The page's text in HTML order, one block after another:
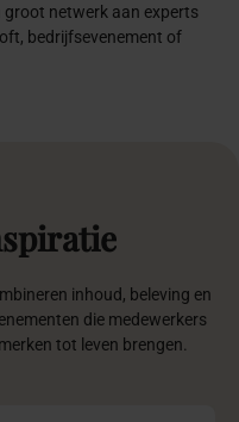
groot netwerk aan experts
bedrijfsevenement of
inhoud, beleving en
die medewerkers
tot leven brengen.